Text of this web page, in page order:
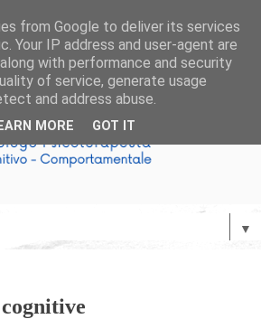
▼
from Google to deliver its services
Your IP address and user-agent are
with performance and security
of service, generate usage
and address abuse.
MORE GOT IT